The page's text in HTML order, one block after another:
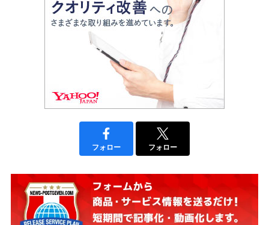
フォロー フォロー